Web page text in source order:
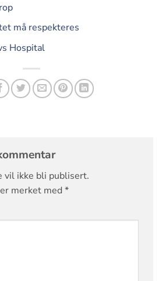
må respekteres
Hospital
vil ikke bli publisert.
merket med *